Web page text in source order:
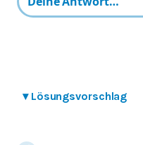
▾ Lösungsvorschlag